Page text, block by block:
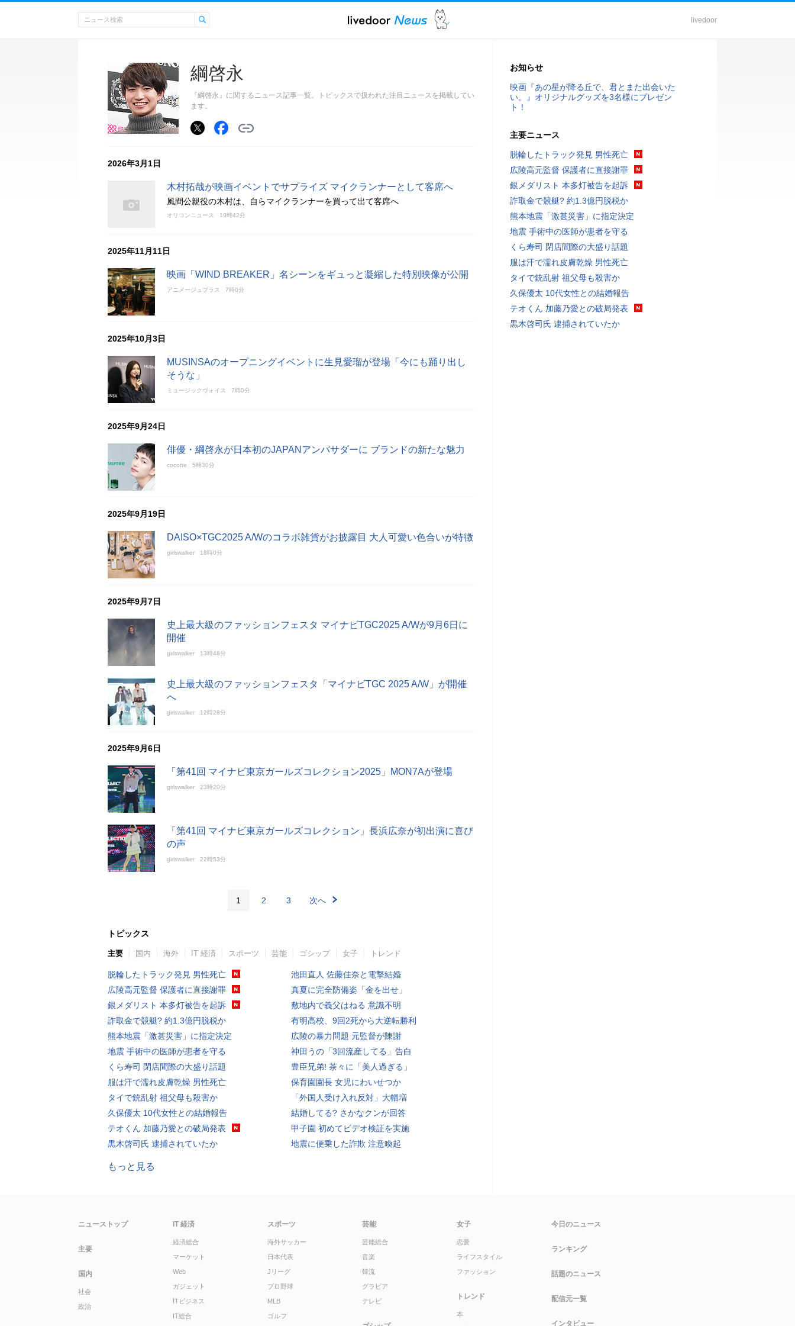
livedoor
綱啓永
『綱啓永』に関するニュース記事一覧。トピックスで扱われた注目ニュースを掲載してい
ます。
2026年3月1日
木村拓哉が映画イベントでサプライズ マイクランナーとして客席へ
風間公親役の木村は、自らマイクランナーを買って出て客席へ
オリコンニュース 19時42分
2025年11月11日
映画「WIND BREAKER」名シーンをギュっと凝縮した特別映像が公開
アニメージュプラス 7時0分
2025年10月3日
MUSINSAのオープニングイベントに生見愛瑠が登場「今にも踊り出し
そうな」
ミュージックヴォイス 7時0分
2025年9月24日
俳優・綱啓永が日本初のJAPANアンバサダーに ブランドの新たな魅力
cocotte 5時30分
2025年9月19日
DAISO×TGC2025 A/Wのコラボ雑貨がお披露目 大人可愛い色合いが特徴
girlswalker 18時0分
2025年9月7日
史上最大級のファッションフェスタ マイナビTGC2025 A/Wが9月6日に
開催
girlswalker 13時48分
史上最大級のファッションフェスタ「マイナビTGC 2025 A/W」が開催
へ
girlswalker 12時28分
2025年9月6日
「第41回 マイナビ東京ガールズコレクション2025」MON7Aが登場
girlswalker 23時20分
「第41回 マイナビ東京ガールズコレクション」長浜広奈が初出演に喜び
の声
girlswalker 22時53分
1 2 3 次へ
トピックス
主要 国内 海外 IT 経済 スポーツ 芸能 ゴシップ 女子 トレンド
脱輪したトラック発見 男性死亡
広陵高元監督 保護者に直接謝罪
銀メダリスト 本多灯被告を起訴
詐取金で競艇? 約1.3億円脱税か
熊本地震「激甚災害」に指定決定
地震 手術中の医師が患者を守る
くら寿司 閉店間際の大盛り話題
服は汗で濡れ皮膚乾燥 男性死亡
タイで銃乱射 祖父母も殺害か
久保優太 10代女性との結婚報告
テオくん 加藤乃愛との破局発表
黒木啓司氏 逮捕されていたか
池田直人 佐藤佳奈と電撃結婚
真夏に完全防備姿「金を出せ」
敷地内で義父はねる 意識不明
有明高校、9回2死から大逆転勝利
広陵の暴力問題 元監督が陳謝
神田うの「3回流産してる」告白
豊臣兄弟! 茶々に「美人過ぎる」
保育園園長 女児にわいせつか
「外国人受け入れ反対」大幅増
結婚してる? さかなクンが回答
甲子園 初めてビデオ検証を実施
地震に便乗した詐欺 注意喚起
もっと見る
お知らせ
映画『あの星が降る丘で、君とまた出会いた
い。』オリジナルグッズを3名様にプレゼン
ト！
主要ニュース
脱輪したトラック発見 男性死亡
広陵高元監督 保護者に直接謝罪
銀メダリスト 本多灯被告を起訴
詐取金で競艇? 約1.3億円脱税か
熊本地震「激甚災害」に指定決定
地震 手術中の医師が患者を守る
くら寿司 閉店間際の大盛り話題
服は汗で濡れ皮膚乾燥 男性死亡
タイで銃乱射 祖父母も殺害か
久保優太 10代女性との結婚報告
テオくん 加藤乃愛との破局発表
黒木啓司氏 逮捕されていたか
ニューストップ
主要
国内
社会
政治
IT 経済
経済総合
マーケット
Web
ガジェット
ITビジネス
IT総合
スポーツ
海外サッカー
日本代表
Jリーグ
プロ野球
MLB
ゴルフ
芸能
芸能総合
音楽
韓流
グラビア
テレビ
女子
恋愛
ライフスタイル
ファッション
トレンド
本
今日のニュース
ランキング
話題のニュース
配信元一覧
インタビュー